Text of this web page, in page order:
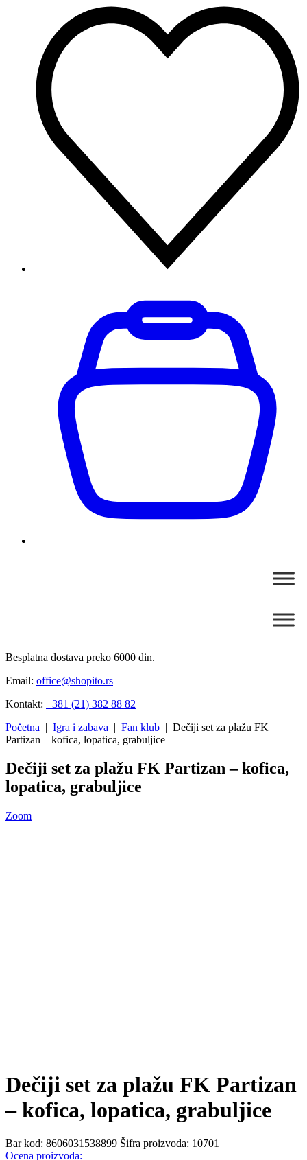
Besplatna dostava preko 6000 din.
Email: office@shopito.rs
Kontakt: +381 (21) 382 88 82
Početna | Igra i zabava | Fan klub | Dečiji set za plažu FK
Partizan – kofica, lopatica, grabuljice
Dečiji set za plažu FK Partizan – kofica,
lopatica, grabuljice
Zoom
Dečiji set za plažu FK Partizan
– kofica, lopatica, grabuljice
Bar kod: 8606031538899 Šifra proizvoda: 10701
Ocena proizvoda: